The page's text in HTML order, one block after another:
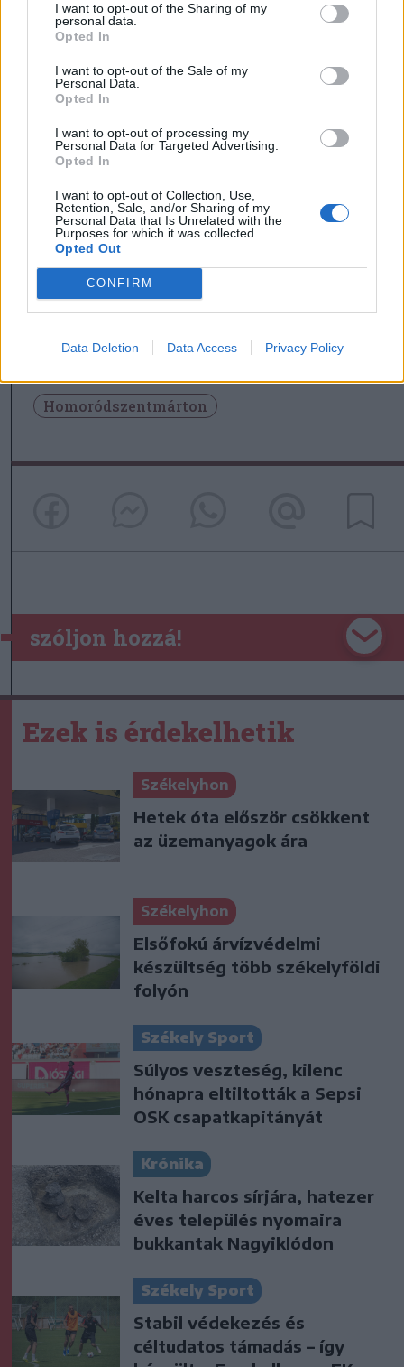
I want to opt-out of the Sharing of my
personal data.
Opted In
I want to opt-out of the Sale of my
Personal Data.
Opted In
I want to opt-out of processing my
Personal Data for Targeted Advertising.
Opted In
I want to opt-out of Collection, Use,
Retention, Sale, and/or Sharing of my
Personal Data that Is Unrelated with the
Purposes for which it was collected.
Opted Out
CONFIRM
Data Deletion Data Access Privacy Policy
FOTÓ: CSATÓ ANDREA
Homoródszentmárton
szóljon hozzá!
Ezek is érdekelhetik
Székelyhon
Hetek óta először csökkent
az üzemanyagok ára
Székelyhon
Elsőfokú árvízvédelmi
készültség több székelyföldi
folyón
Székely Sport
Súlyos veszteség, kilenc
hónapra eltiltották a Sepsi
OSK csapatkapitányát
Krónika
Kelta harcos sírjára, hatezer
éves település nyomaira
bukkantak Nagyiklódon
Székely Sport
Stabil védekezés és
céltudatos támadás – így